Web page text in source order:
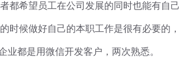
都希望员工在公司发展的同时也能有自
时候做好自己的本职工作是很有必要的
业都是用微信开发客户，两次熟悉。